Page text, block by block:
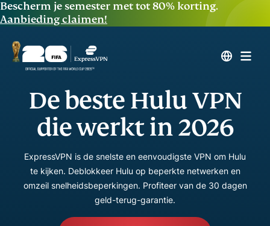
Bescherm je semester met tot 80% korting.
Aanbieding claimen!
De beste Hulu VPN
die werkt in 2026
ExpressVPN is de snelste en eenvoudigste VPN om Hulu
te kijken. Deblokkeer Hulu op beperkte netwerken en
omzeil snelheidsbeperkingen. Profiteer van de 30 dagen
geld-terug-garantie.